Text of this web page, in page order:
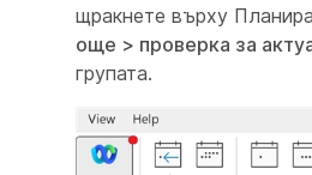
щракнете върху
още > проверка за
групата.